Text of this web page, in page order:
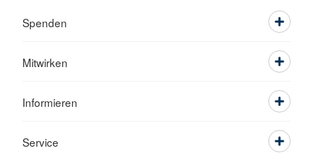
Spenden
Mitwirken
Informieren
Service